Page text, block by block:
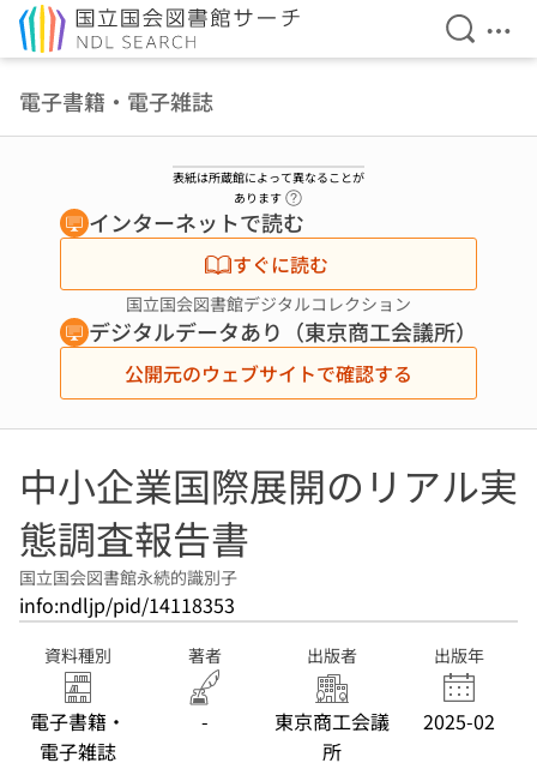
検索を
メ
電子書籍・電子雑誌
表紙は所蔵館によって異なることが
あります
インターネットで読む
すぐに読む
国立国会図書館デジタルコレクション
デジタルデータあり（東京商工会議所）
公開元のウェブサイトで確認する
中小企業国際展開のリアル実
態調査報告書
国立国会図書館永続的識別子
info:ndljp/pid/14118353
資料種別
電子書籍・
電子雑誌
著者
-
出版者
東京商工会議
所
出版年
2025-02